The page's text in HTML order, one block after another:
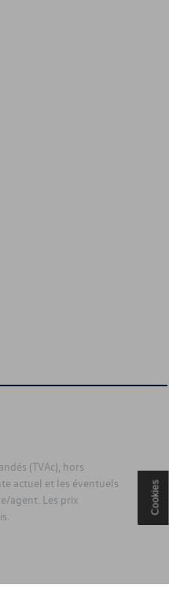
(TVAc), hors
actuel et les éventuels
agent. Les prix
Cookies